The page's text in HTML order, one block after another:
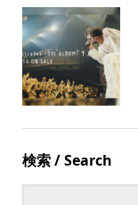
検索 / Search